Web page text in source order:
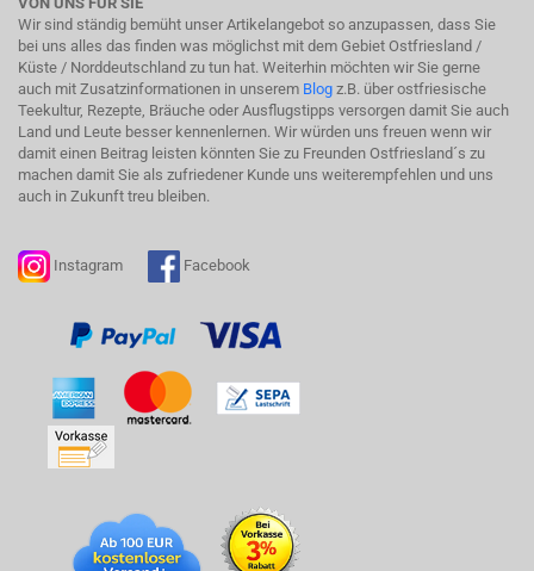
Wir sind ständig bemüht unser Artikelangebot so anzupassen, dass Sie
bei uns alles das finden was möglichst mit dem Gebiet Ostfriesland /
Küste / Norddeutschland zu tun hat. Weiterhin möchten wir Sie gerne
auch mit Zusatzinformationen in unserem Blog z.B. über ostfriesische
Teekultur, Rezepte, Bräuche oder Ausflugstipps versorgen damit Sie auch
Land und Leute besser kennenlernen. Wir würden uns freuen wenn wir
damit einen Beitrag leisten könnten Sie zu Freunden Ostfriesland´s zu
machen damit Sie als zufriedener Kunde uns weiterempfehlen und uns
auch in Zukunft treu bleiben.
Instagram Facebook